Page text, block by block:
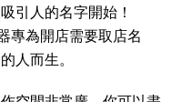
引人的名字開始！
專為開店需要取店名
人而生。